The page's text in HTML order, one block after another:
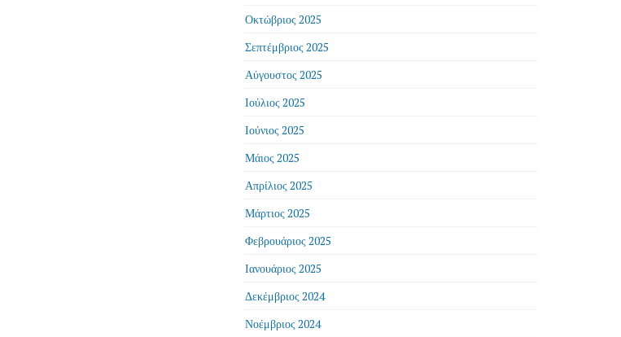
Οκτώβριος 2025
Σεπτέμβριος 2025
Αύγουστος 2025
Ιούλιος 2025
Ιούνιος 2025
Μάιος 2025
Απρίλιος 2025
Μάρτιος 2025
Φεβρουάριος 2025
Ιανουάριος 2025
Δεκέμβριος 2024
Νοέμβριος 2024